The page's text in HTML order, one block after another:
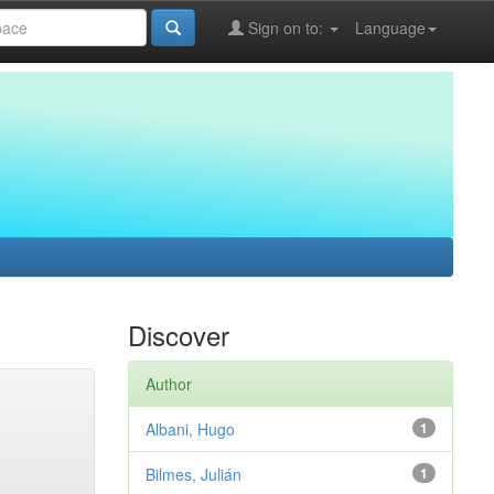
Language
Sign on to:
Discover
Author
1
Albani, Hugo
1
Bilmes, Julián